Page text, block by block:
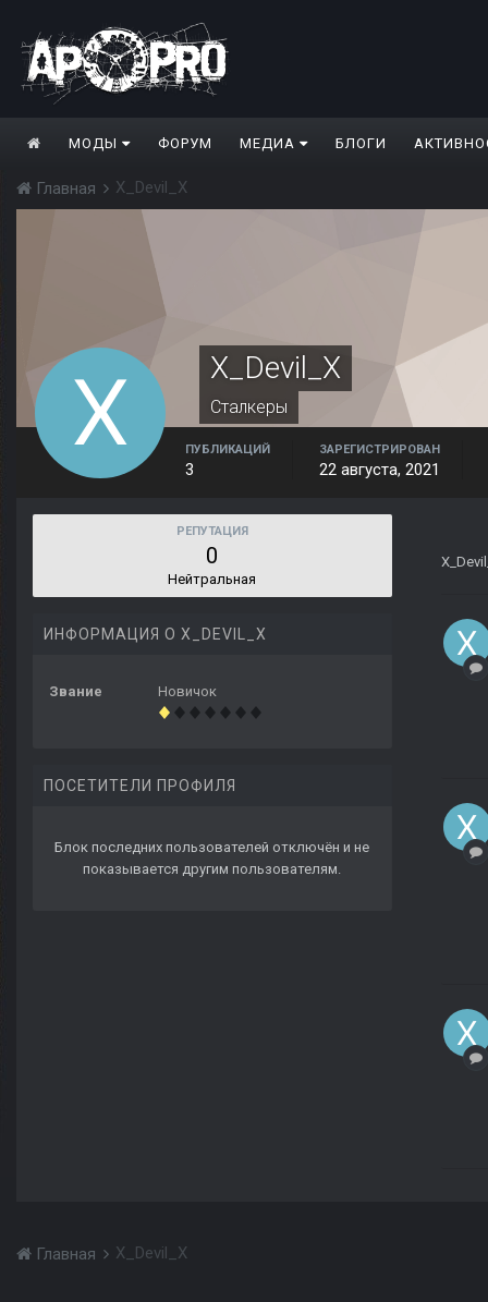
МОДЫ ФОРУМ МЕДИА БЛОГИ
Главная X_Devil_X
X_Devil_X
Сталкеры
ПУБЛИКАЦИЙ
3
ЗАРЕГИСТРИРОВАН
22 августа, 2021
РЕПУТАЦИЯ
0
Нейтральная
ИНФОРМАЦИЯ О X_DEVIL_X
Звание Новичок
ПОСЕТИТЕЛИ ПРОФИЛЯ
Блок последних пользователей отключён и не
показывается другим пользователям.
Главная X_Devil_X